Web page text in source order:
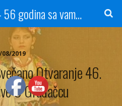
Radio Gradačac - 56 godina sa vama...
08/2019
Otvaranje 46.
U Gradačcu